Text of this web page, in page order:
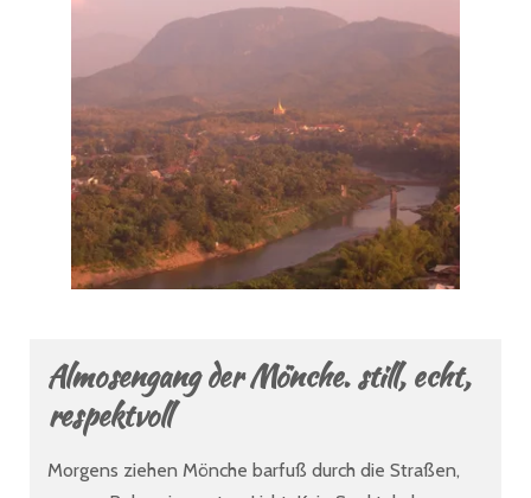
Almosengang der Mönche. still, echt,
respektvoll
Morgens ziehen Mönche barfuß durch die Straßen,